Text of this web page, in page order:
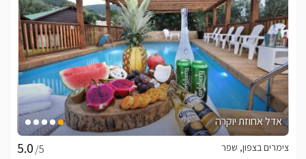
אדל אחוזת יוקרה
/5
צימרים בצפון, שפר